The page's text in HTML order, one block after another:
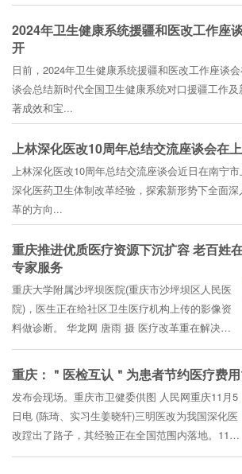
2024年卫生健康系统援疆和医改工作座
开
日前，2024年卫生健康系统援疆和医改工作座谈
谈会总结新时代全国卫生健康系统对口援疆工作
著成效和宝...
上林深化医改10周年总结交流座谈会在
上林深化医改10周年总结交流座谈会近日在南宁
深化医药卫生体制改革经验，探索新形势下全面
革的方向...
重庆推进优质医疗资源下沉扩容 老百姓
专家服务
重庆大学附属沙坪坝医院(重庆市沙坪坝区人民医
院)，医生正在给社区卫生医疗机构上传的影像资
料做诊断。 华龙网 唐雨 摄 医疗改革重在解决老
百姓看病...
重庆：＂医检互认＂为患者节约医疗费
发布会现场。重庆市卫健委供图 人民网重庆11月5
日电 (陈琦、实习生姜晓轩)三明医改为我国深化医
改蹚出了路子，其经验正在全国范围内落地。11月
5日，国...